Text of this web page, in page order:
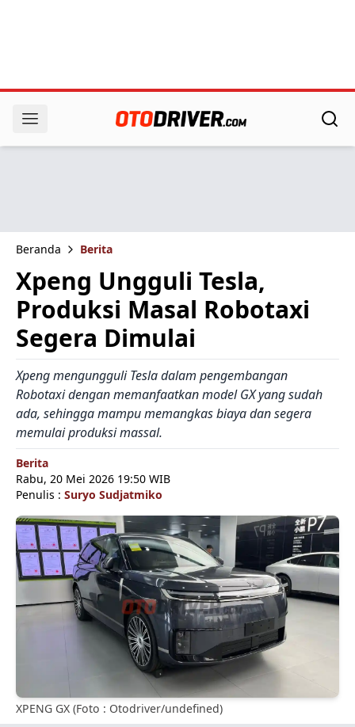
Beranda Berita
Xpeng Ungguli Tesla,
Produksi Masal Robotaxi
Segera Dimulai
Xpeng mengungguli Tesla dalam pengembangan
Robotaxi dengan memanfaatkan model GX yang sudah
ada, sehingga mampu memangkas biaya dan segera
memulai produksi massal.
Berita
Rabu, 20 Mei 2026 19:50 WIB
Penulis : Suryo Sudjatmiko
XPENG GX (Foto : Otodriver/undefined)